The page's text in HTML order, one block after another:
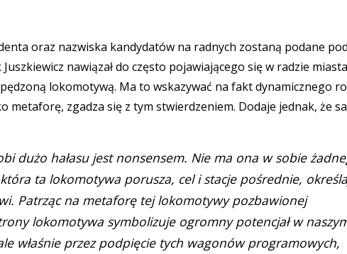
oraz nazwiska kandydatów na radnych zostaną podane
nawiązał do często pojawiającego się w radzie miasta
lokomotywą. Ma to wskazywać na fakt dynamicznego
metaforę, zgadza się z tym stwierdzeniem. Dodaje jednak, że
dużo hałasu jest nonsensem. Nie ma ona w sobie
ta lokomotywa porusza, cel i stacje pośrednie,
Patrząc na metaforę tej lokomotywy pozbawionej
lokomotywa symbolizuje ogromny potencjał w
właśnie przez podpięcie tych wagonów programowych,